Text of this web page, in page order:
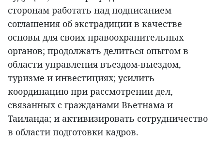
сторонам работать над подписанием
соглашения об экстрадиции в качестве
основы для своих правоохранительных
органов; продолжать делиться опытом в
области управления въездом-выездом,
туризме и инвестициях; усилить
координацию при рассмотрении дел,
связанных с гражданами Вьетнама и
Таиланда; и активизировать сотрудничество
в области подготовки кадров.